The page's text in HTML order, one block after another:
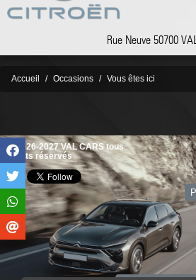
Rue Neuve 50700
Accueil Occasions Vous êtes ici
©2026-2027 VAL CARS tous
droits réservés